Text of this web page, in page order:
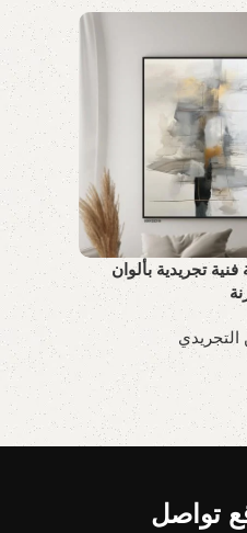
تجريدية بألوان
لوحة
راقٍ
لوحات
180,00
إضافة
تواصل